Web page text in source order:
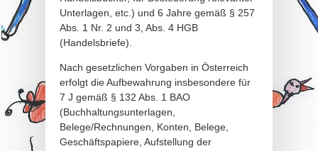
Unterlagen, etc.) und 6 Jahre gemäß § 257
Abs. 1 Nr. 2 und 3, Abs. 4 HGB
(Handelsbriefe).
Nach gesetzlichen Vorgaben in Österreich
erfolgt die Aufbewahrung insbesondere für
7 J gemäß § 132 Abs. 1 BAO
(Buchhaltungsunterlagen,
Belege/Rechnungen, Konten, Belege,
Geschäftspapiere, Aufstellung der